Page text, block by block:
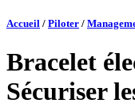
Accueil / Piloter /
Bracelet
Sécuriser